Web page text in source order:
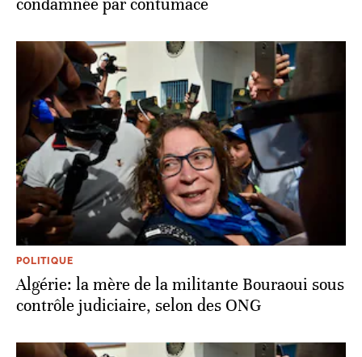
condamnée par contumace
POLITIQUE
Algérie: la mère de la militante Bouraoui sous
contrôle judiciaire, selon des ONG